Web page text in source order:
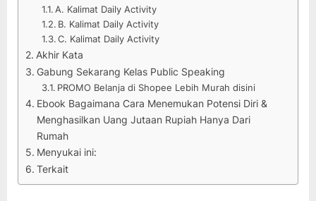
A. Kalimat Daily Activity
B. Kalimat Daily Activity
C. Kalimat Daily Activity
Akhir Kata
Gabung Sekarang Kelas Public Speaking
PROMO Belanja di Shopee Lebih Murah disini
Ebook Bagaimana Cara Menemukan Potensi Diri &
Menghasilkan Uang Jutaan Rupiah Hanya Dari
Rumah
Menyukai ini:
Terkait